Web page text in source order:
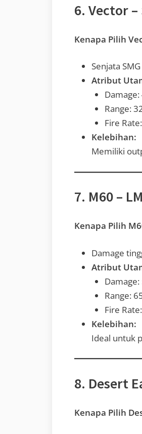
6. Vector
Kenapa Pilih
Senjata
Atribut
Damage:
Range:
Fire
Kelebihan:
Memiliki
7. M60 –
Kenapa Pilih
Damage
Atribut
Damage:
Range:
Fire
Kelebihan:
Ideal untuk
8. Desert
Kenapa Pilih